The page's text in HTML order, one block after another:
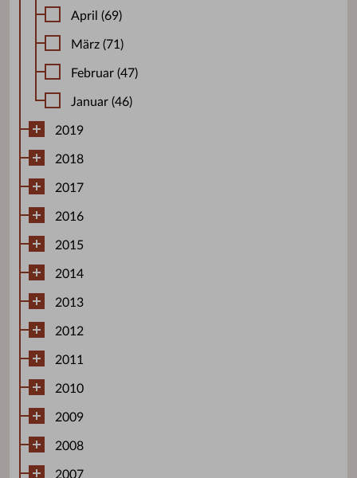
April (69)
März (71)
Februar (47)
Januar (46)
2019
2018
2017
2016
2015
2014
2013
2012
2011
2010
2009
2008
2007